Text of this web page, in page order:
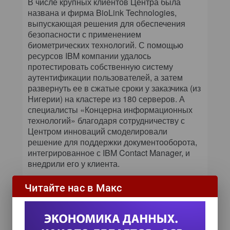
названа и фирма BioLink Technologies,
выпускающая решения для обеспечения
безопасности с применением
биометрических технологий. С помощью
ресурсов IBM компании удалось
протестировать собственную систему
аутентификации пользователей, а затем
развернуть ее в сжатые сроки у заказчика (из
Нигерии) на кластере из 180 серверов. А
специалисты «Концерна информационных
технологий» благодаря сотрудничеству с
Центром инноваций смоделировали
решение для поддержки документооборота,
интегрированное с IBM Contact Manager, и
внедрили его у клиента.
Логичным шагом в развитии партнерских
отношений с российскими фирмами
руководство IBM считает организацию
совместных центров подготовки проектов,
которых в нашей стране насчитывается уже
Читайте нас в Макс